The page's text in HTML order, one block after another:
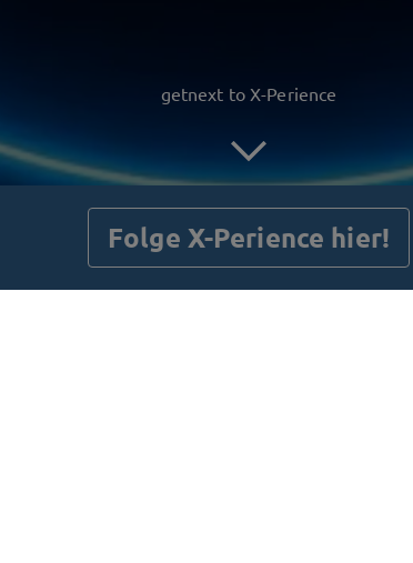
getnext to X-Perience
Folge X-Perience hier!